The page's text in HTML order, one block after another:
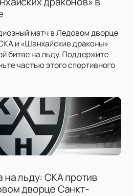
матч в Ледовом дворце
и «Шанхайские драконы»
битве на льду. Поддержите
частью этого спортивного
на льду: СКА против
дворце Санкт-